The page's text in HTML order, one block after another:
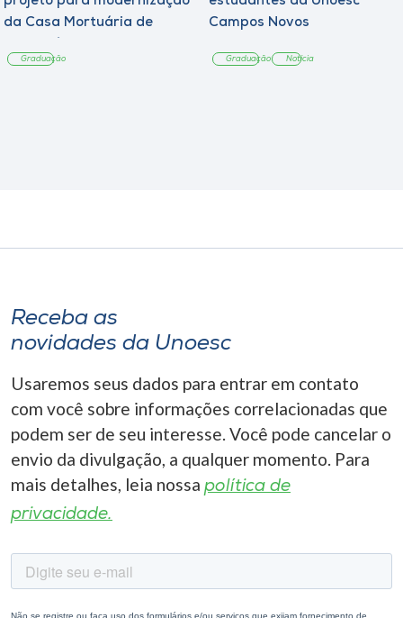
da Casa Mortuária de
Graduação
Campos Novos
Graduação Notícia
Receba as
novidades da Unoesc
Usaremos seus dados para entrar em contato
com você sobre informações correlacionadas que
podem ser de seu interesse. Você pode cancelar o
envio da divulgação, a qualquer momento. Para
mais detalhes, leia nossa política de
privacidade.